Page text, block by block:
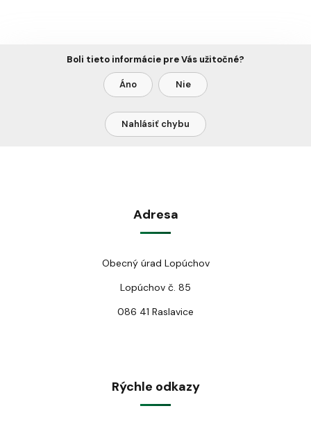
Boli tieto informácie pre Vás užitočné?
Áno Nie
Nahlásiť chybu
Adresa
Obecný úrad Lopúchov
Lopúchov č. 85
086 41 Raslavice
Rýchle odkazy